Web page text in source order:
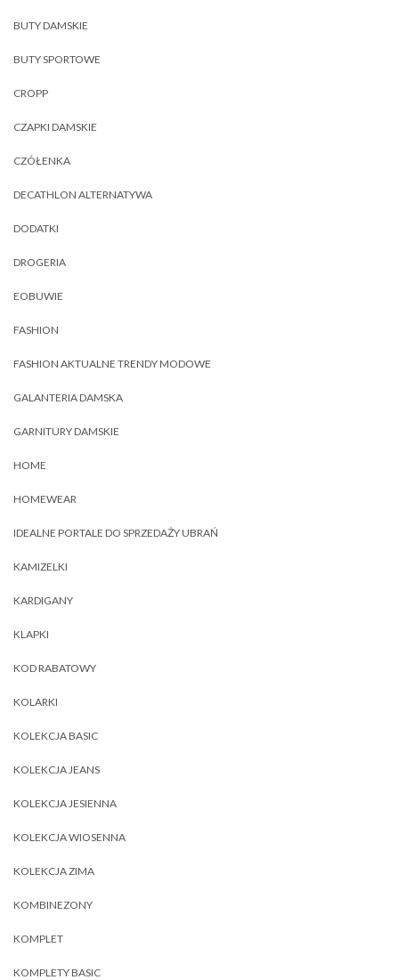
BUTY DAMSKIE
BUTY SPORTOWE
CROPP
CZAPKI DAMSKIE
CZÓŁENKA
DECATHLON ALTERNATYWA
DODATKI
DROGERIA
EOBUWIE
FASHION
FASHION AKTUALNE TRENDY MODOWE
GALANTERIA DAMSKA
GARNITURY DAMSKIE
HOME
HOMEWEAR
IDEALNE PORTALE DO SPRZEDAŻY UBRAŃ
KAMIZELKI
KARDIGANY
KLAPKI
KOD RABATOWY
KOLARKI
KOLEKCJA BASIC
KOLEKCJA JEANS
KOLEKCJA JESIENNA
KOLEKCJA WIOSENNA
KOLEKCJA ZIMA
KOMBINEZONY
KOMPLET
KOMPLETY BASIC